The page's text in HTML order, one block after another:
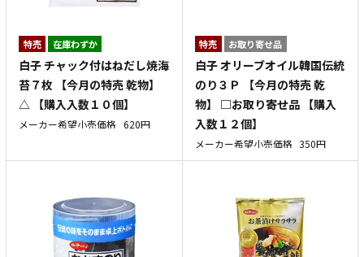
特売 在庫わずか
白子 チャック付はねだし焼海
苔７枚 【今月の特売 乾物】
△ 【購入入数１０個】
メーカー希望小売価格 620円
特売 お取り寄せ品
白子 オリーブオイル韓国伝統
のり３Ｐ 【今月の特売 乾
物】 □お取り寄せ品 【購入
入数１２個】
メーカー希望小売価格 350円